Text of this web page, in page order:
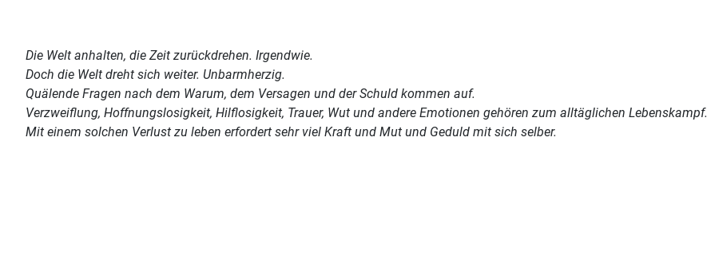
Die Welt anhalten, die Zeit zurückdrehen. Irgendwie.
Doch die Welt dreht sich weiter. Unbarmherzig.
Quälende Fragen nach dem Warum, dem Versagen und der Schuld kommen auf.
Verzweiflung, Hoffnungslosigkeit, Hilflosigkeit, Trauer, Wut und andere Emotionen gehören zum alltäglichen Lebenskampf.
Mit einem solchen Verlust zu leben erfordert sehr viel Kraft und Mut und Geduld mit sich selber.